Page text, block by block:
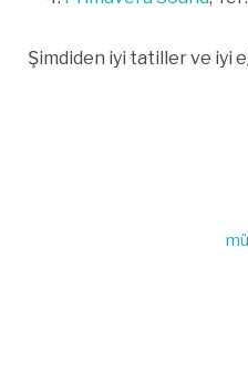
Şimdiden iyi tatiller ve iyi